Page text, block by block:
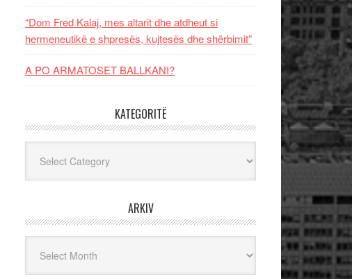
“Dom Fred Kalaj, mes altarit dhe atdheut si
hermeneutikë e shpresës, kujtesës dhe shërbimit”
A PO ARMATOSET BALLKANI?
KATEGORITË
ARKIV